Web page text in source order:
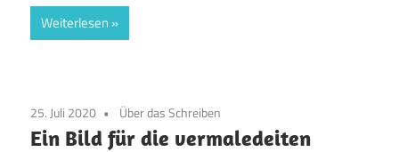
Weiterlesen
25. Juli 2020 Über das Schreiben
Ein Bild für die vermaledeiten